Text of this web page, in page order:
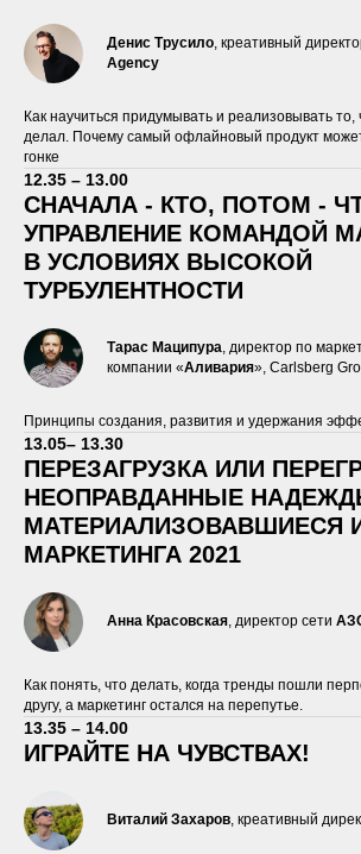
Денис Трусило , креативный
Agency
Как научиться придумывать и реализовывать то,
делал. Почему самый офлайновый продукт
гонке
12.35 – 13.00
СНАЧАЛА - КТО, ПОТОМ -
УПРАВЛЕНИЕ КОМАНДОЙ
В УСЛОВИЯХ ВЫСОКОЙ
ТУРБУЛЕНТНОСТИ
Тарас Маципура , директор по
компании «Аливария», Carlsberg
Принципы создания, развития и удержания
13.05– 13.30
ПЕРЕЗАГРУЗКА ИЛИ
НЕОПРАВДАННЫЕ
МАТЕРИАЛИЗОВАВШИЕСЯ
МАРКЕТИНГА 2021
Анна Красовская , директор сети
Как понять, что делать, когда тренды пошли
другу, а маркетинг остался на перепутье.
13.35 – 14.00
ИГРАЙТЕ НА ЧУВСТВАХ!
Виталий Захаров , креативный